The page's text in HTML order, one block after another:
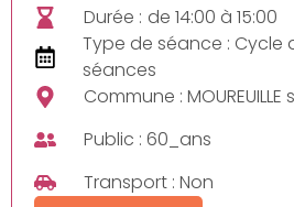
Durée : de 14:00 à 15:00
Type de séance : Cycle
séances
Commune :
Public : 60_ans
Transport : Non